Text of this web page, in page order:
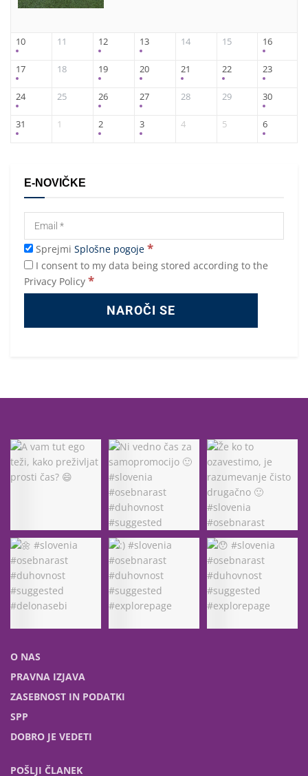
10 11 12 13 14 15 16
17 18 19 20 21 22 23
24 25 26 27 28 29 30
31 1 2 3 4 5 6
E-NOVIČKE
Sprejmi Splošne pogoje *
I consent to my data being stored according to the
Privacy Policy *
O NAS
PRAVNA IZJAVA
ZASEBNOST IN PODATKI
SPP
DOBRO JE VEDETI
POŠLJI ČLANEK